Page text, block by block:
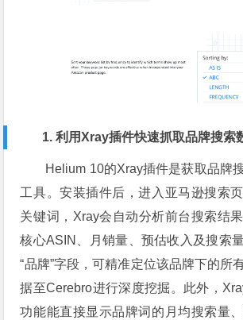
1. 利用Xray插件快速抓取品牌搜索
Helium 10的Xray插件是获取品牌
工具。安装插件后，进入亚马逊搜索
关键词，Xray会自动分析前台搜索结
核心ASIN、月销量、预估收入及搜索
“品牌”字段，可精准定位该品牌下的所
据至Cerebro进行深度挖掘。此外，
功能能直接显示品牌词的月均搜索量